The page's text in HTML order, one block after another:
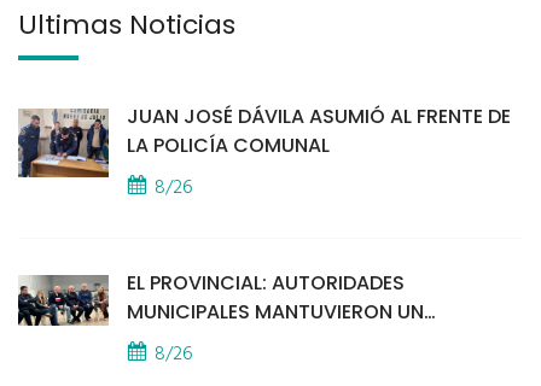
Últimas Noticias
JUAN JOSÉ DÁVILA ASUMIÓ AL FRENTE DE
LA POLICÍA COMUNAL
8/26
EL PROVINCIAL: AUTORIDADES
MUNICIPALES MANTUVIERON UN
ENCUENTRO CON VECINOS POR LA
SEGURIDAD
8/26